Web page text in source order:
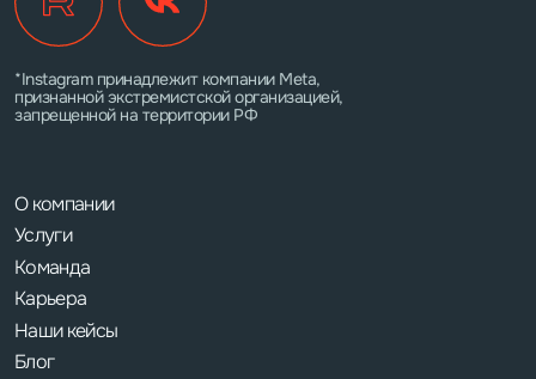
О компании
Услуги
Команда
Карьера
Наши кейсы
Блог
*Instagram принадлежит компании Meta,
признанной экстремистской организацией,
запрещенной на территории РФ